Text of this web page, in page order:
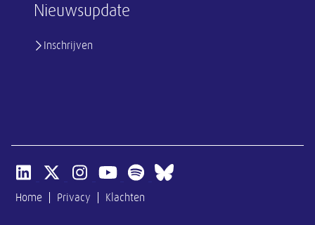
Nieuwsupdate
Inschrijven
Open linkedin van SER
Open x-twitter van SER
Open instagram van SER
Open youtube van SER
Open spotify van SER
Open bluesky van SER
Home Privacy Klachten